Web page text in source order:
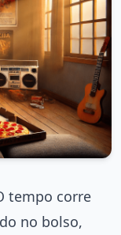
tempo corre
no bolso,